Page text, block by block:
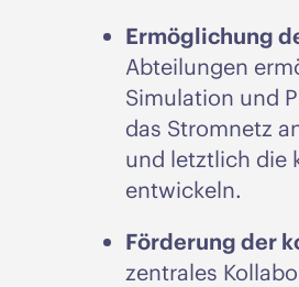
Ermöglichung
Abteilungen
Simulation und
das Stromnetz
und letztlich die
entwickeln.
Förderung der
zentrales